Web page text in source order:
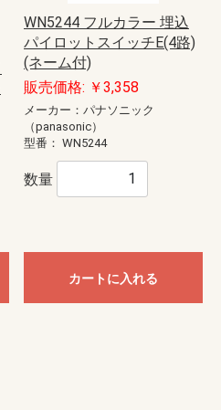
WN5244 フルカラー 埋込
パイロットスイッチE(4路)
(ネーム付)
販売価格: ￥3,358
メーカー：パナソニック
（panasonic）
型番： WN5244
数量
カートに入れる